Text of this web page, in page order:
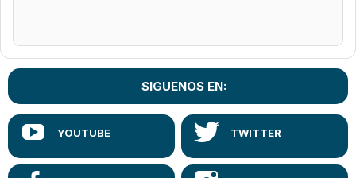
SIGUENOS EN: